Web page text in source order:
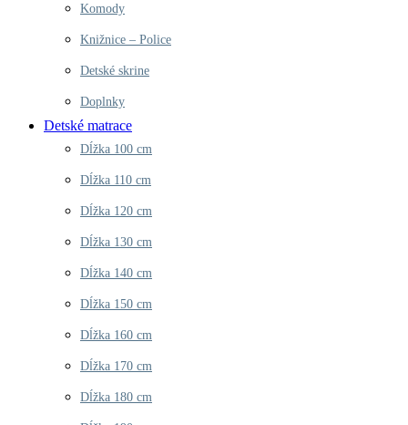
Komody
Knižnice – Police
Detské skrine
Doplnky
Detské matrace
Dĺžka 100 cm
Dĺžka 110 cm
Dĺžka 120 cm
Dĺžka 130 cm
Dĺžka 140 cm
Dĺžka 150 cm
Dĺžka 160 cm
Dĺžka 170 cm
Dĺžka 180 cm